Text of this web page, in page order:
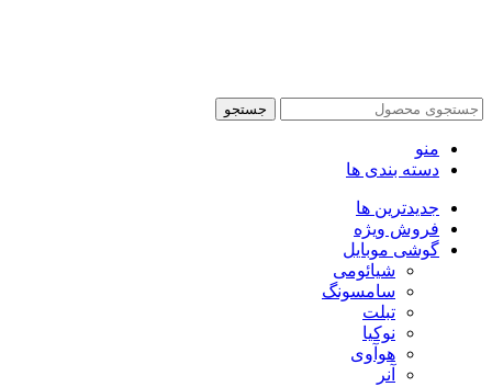
جستجو
منو
دسته بندی ها
جدیدترین ها
فروش ویژه
گوشی موبایل
شیائومی
سامسونگ
تبلت
نوکیا
هوآوی
آنر